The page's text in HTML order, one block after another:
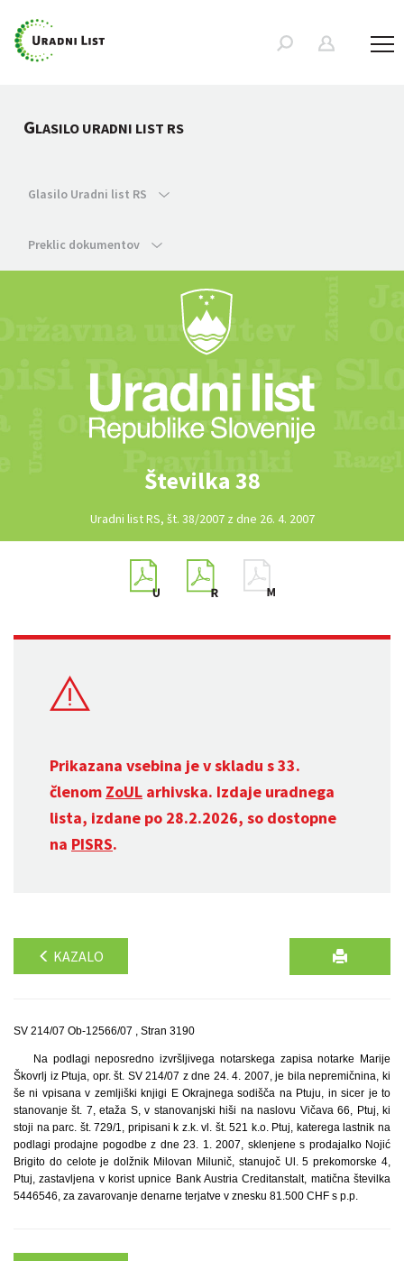
GLASILO URADNI LIST RS
Glasilo Uradni list RS
Preklic dokumentov
Številka 38
Uradni list RS, št. 38/2007 z dne 26. 4. 2007
Prikazana vsebina je v skladu s 33.
členom ZoUL arhivska. Izdaje uradnega
lista, izdane po 28.2.2026, so dostopne
na PISRS.
KAZALO
SV 214/07 Ob-12566/07 , Stran 3190
Na podlagi neposredno izvršljivega notarskega zapisa notarke Marije
Škovrlj iz Ptuja, opr. št. SV 214/07 z dne 24. 4. 2007, je bila nepremičnina, ki
še ni vpisana v zemljiški knjigi E Okrajnega sodišča na Ptuju, in sicer je to
stanovanje št. 7, etaža S, v stanovanjski hiši na naslovu Vičava 66, Ptuj, ki
stoji na parc. št. 729/1, pripisani k z.k. vl. št. 521 k.o. Ptuj, katerega lastnik na
podlagi prodajne pogodbe z dne 23. 1. 2007, sklenjene s prodajalko Nojić
Brigito do celote je dolžnik Milovan Milunič, stanujoč Ul. 5 prekomorske 4,
Ptuj, zastavljena v korist upnice Bank Austria Creditanstalt, matična številka
5446546, za zavarovanje denarne terjatve v znesku 81.500 CHF s p.p.